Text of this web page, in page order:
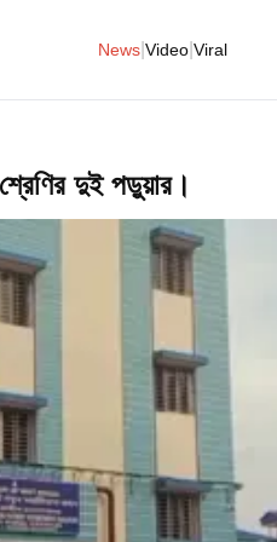
News Video Viral
দুই পড়ুয়ার।